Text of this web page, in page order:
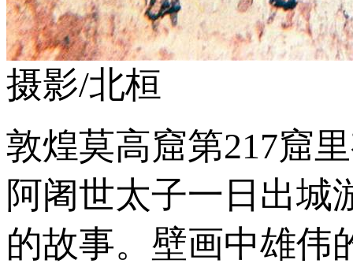
摄影/北桓
敦煌莫高窟第217窟
阿阇世太子一日出城
的故事。壁画中雄伟